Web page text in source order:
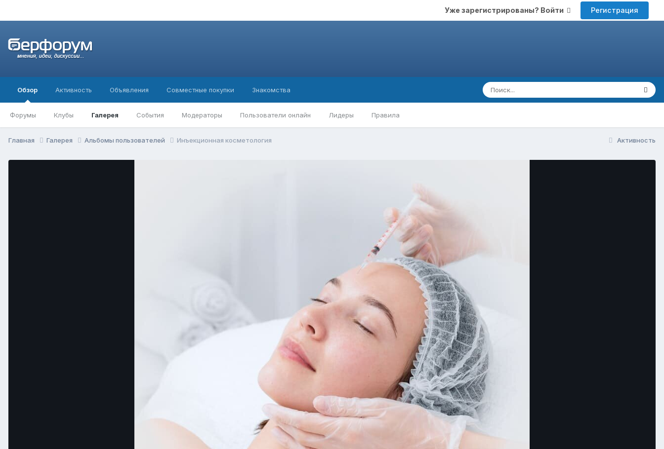
Уже зарегистрированы? Войти Регистрация
Обзор
Форумы Клубы Галерея События Модераторы Пользователи онлайн Лидеры Правила
Активность Объявления Совместные покупки Знакомства
Активность
Главная Галерея Альбомы пользователей Инъекционная косметология